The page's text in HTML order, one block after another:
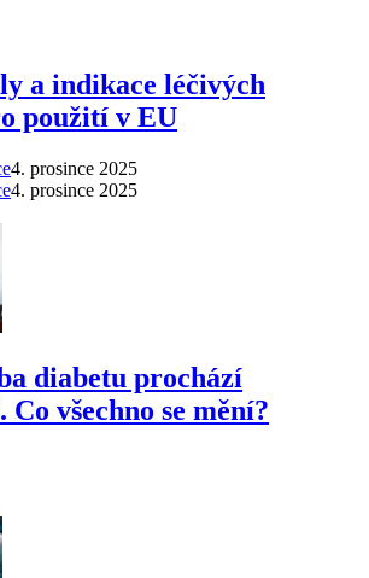
a indikace léčivých
použití v EU
4. prosince 2025
4. prosince 2025
diabetu prochází
všechno se mění?